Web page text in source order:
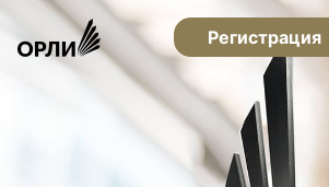
Регистрация